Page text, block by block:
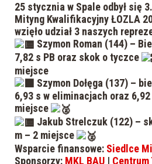
25 stycznia w Spale odbył się
Mityng Kwalifikacyjny ŁOZLA
wzięło udział 3 naszych
Szymon Roman (144) –
7,82 s PB oraz skok o tyczce
miejsce
Szymon Dołęga (137) –
6,93 s w eliminacjach oraz
miejsce
Jakub Strelczuk (122) –
m – 2 miejsce
Wsparcie finansowe: Siedlce
Sponsorzy: MKL BAU | Centrum